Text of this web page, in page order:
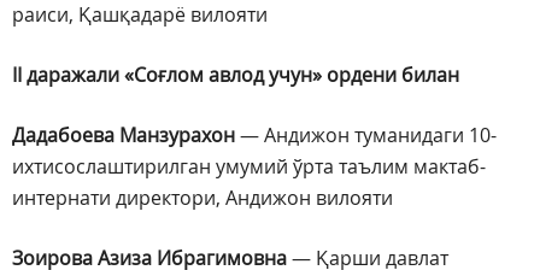
раиси, Қашқадарё вилояти
II даражали «Соғлом авлод учун» ордени билан
Дадабоева Манзурахон— Андижон туманидаги 10-
ихтисослаштирилган умумий ўрта таълим мактаб-
интернати директори, Андижон вилояти
Зоирова Азиза Ибрагимовна— Қарши давлат